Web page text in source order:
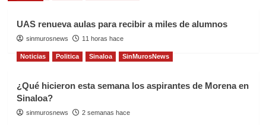
UAS renueva aulas para recibir a miles de alumnos
sinmurosnews 11 horas hace
Noticias Politica Sinaloa SinMurosNews
¿Qué hicieron esta semana los aspirantes de Morena en
Sinaloa?
sinmurosnews 2 semanas hace